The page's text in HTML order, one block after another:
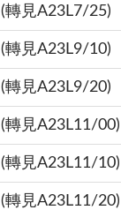
(轉見A23L7/25)
(轉見A23L9/10)
(轉見A23L9/20)
(轉見A23L11/00)
(轉見A23L11/10)
(轉見A23L11/20)